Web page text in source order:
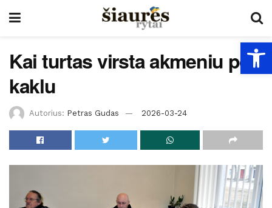
Kai turtas virsta akmeniu po
kaklu
Autorius: Petras Gudas 2026-03-24